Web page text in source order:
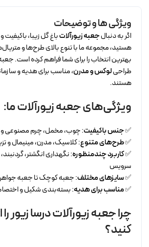
ویژگی ها و توضیحات
اگر به دنبالجعبه زیورآلاتباغ گل زیبا،
هستید، مجموعه ما با تنوع بالای طرح‌ها و
بهترین انتخاب را برای شما فراهم کرده است.
طراحیلوکس و مدرن، مناسب برای هدیه و
هستند.
ویژگی‌های جعبه زیورآلات ما:
✅جنس باکیفیت: چوب، مخمل، چرم مصنوعی و
✅طرح‌های متنوع: کلاسیک، مدرن، مینیمال و
✅کاربرد چندمنظوره: نگهداری انگشتر،
سرویس
✅سایزهای مختلف: جعبه کوچک تا جعبه
✅مناسب برای هدیه: بسته‌بندی شکیل و
چرا جعبه زیورآلات درسا زیور
کنید؟